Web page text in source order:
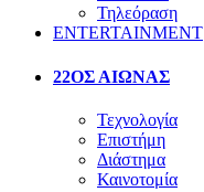
Τηλεόραση
ENTERTAINMENT
22ΟΣ ΑΙΩΝΑΣ
Τεχνολογία
Επιστήμη
Διάστημα
Καινοτομία